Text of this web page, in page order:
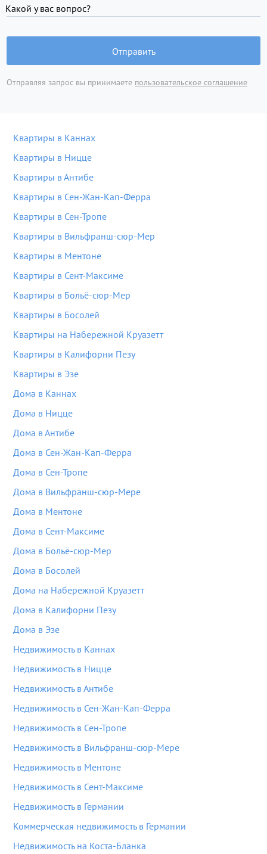
Какой у вас вопрос?
Отправить
Отправляя запрос вы принимаете пользовательское соглашение
Квартиры в Каннах
Квартиры в Ницце
Квартиры в Антибе
Квартиры в Сен-Жан-Кап-Ферра
Квартиры в Сен-Тропе
Квартиры в Вильфранш-сюр-Мер
Квартиры в Ментоне
Квартиры в Сент-Максиме
Квартиры в Больё-сюр-Мер
Квартиры в Босолей
Квартиры на Набережной Круазетт
Квартиры в Калифорни Пезу
Квартиры в Эзе
Дома в Каннах
Дома в Ницце
Дома в Антибе
Дома в Сен-Жан-Кап-Ферра
Дома в Сен-Тропе
Дома в Вильфранш-сюр-Мере
Дома в Ментоне
Дома в Сент-Максиме
Дома в Больё-сюр-Мер
Дома в Босолей
Дома на Набережной Круазетт
Дома в Калифорни Пезу
Дома в Эзе
Недвижимость в Каннах
Недвижимость в Ницце
Недвижимость в Антибе
Недвижимость в Сен-Жан-Кап-Ферра
Недвижимость в Сен-Тропе
Недвижимость в Вильфранш-сюр-Мере
Недвижимость в Ментоне
Недвижимость в Сент-Максиме
Недвижимость в Германии
Коммерческая недвижимость в Германии
Недвижимость на Коста-Бланка